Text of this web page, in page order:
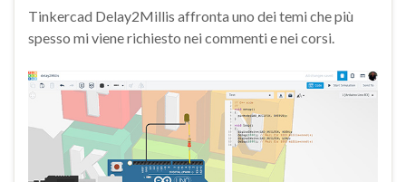
Tinkercad Delay2Millis affronta uno dei temi che più
spesso mi viene richiesto nei commenti e nei corsi.